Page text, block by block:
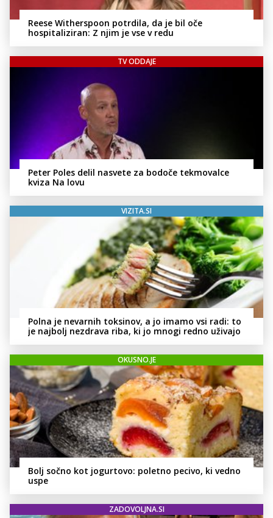
Reese Witherspoon potrdila, da je bil oče
hospitaliziran: Z njim je vse v redu
TV ODDAJE
Peter Poles delil nasvete za bodoče tekmovalce
kviza Na lovu
VIZITA.SI
Polna je nevarnih toksinov, a jo imamo vsi radi: to
je najbolj nezdrava riba, ki jo mnogi redno uživajo
OKUSNO.JE
Bolj sočno kot jogurtovo: poletno pecivo, ki vedno
uspe
ZADOVOLJNA.SI